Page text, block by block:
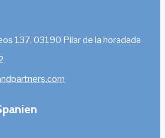
137, 03190 Pilar de la horadada